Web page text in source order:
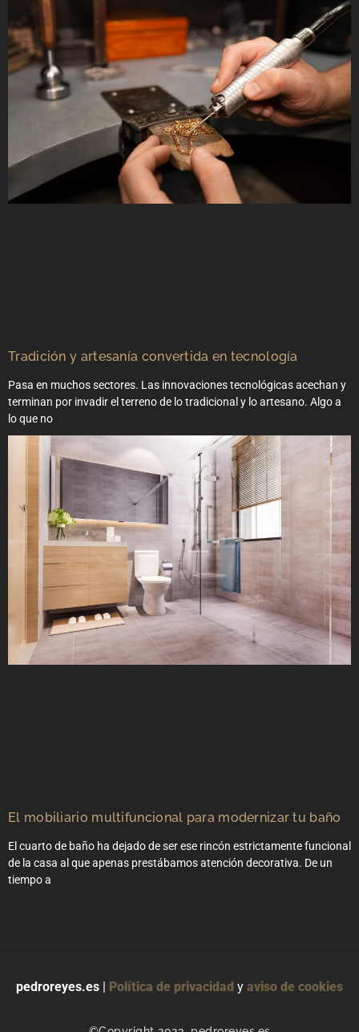
Tradición y artesanía convertida en tecnología
Pasa en muchos sectores. Las innovaciones tecnológicas acechan y
terminan por invadir el terreno de lo tradicional y lo artesano. Algo a
lo que no
El mobiliario multifuncional para modernizar tu baño
El cuarto de baño ha dejado de ser ese rincón estrictamente funcional
de la casa al que apenas prestábamos atención decorativa. De un
tiempo a
pedroreyes.es | Política de privacidad y aviso de cookies